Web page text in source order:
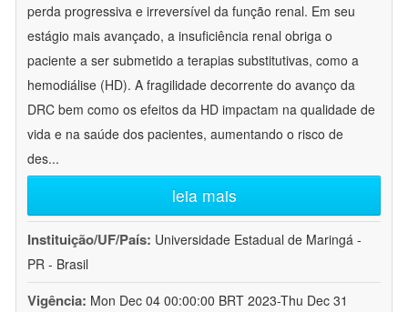
perda progressiva e irreversível da função renal. Em seu
estágio mais avançado, a insuficiência renal obriga o
paciente a ser submetido a terapias substitutivas, como a
hemodiálise (HD). A fragilidade decorrente do avanço da
DRC bem como os efeitos da HD impactam na qualidade de
vida e na saúde dos pacientes, aumentando o risco de
des...
leia mais
Instituição/UF/País: Universidade Estadual de Maringá -
PR - Brasil
Vigência: Mon Dec 04 00:00:00 BRT 2023-Thu Dec 31